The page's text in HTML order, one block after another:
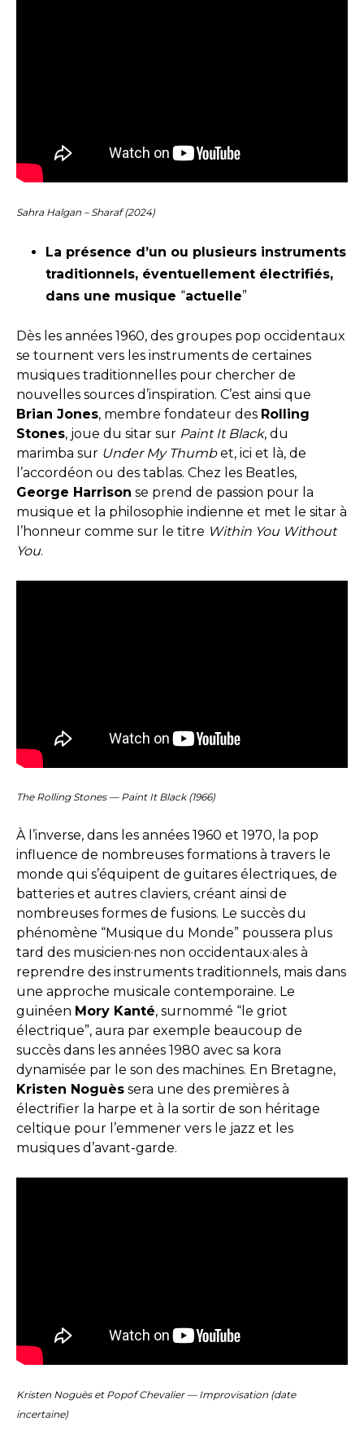
Sahra Halgan – Sharaf (2024)
La présence d’un ou plusieurs instruments
traditionnels, éventuellement électrifiés,
dans une musique “actuelle”
Dès les années 1960, des groupes pop occidentaux
se tournent vers les instruments de certaines
musiques traditionnelles pour chercher de
nouvelles sources d’inspiration. C’est ainsi que
Brian Jones, membre fondateur des Rolling
Stones, joue du sitar sur Paint It Black, du
marimba sur Under My Thumbet, ici et là, de
l’accordéon ou des tablas. Chez les Beatles,
George Harrison se prend de passion pour la
musique et la philosophie indienne et met le sitar à
l’honneur comme sur le titre Within You Without
You.
The Rolling Stones — Paint It Black (1966)
À l’inverse, dans les années 1960 et 1970, la pop
influence de nombreuses formations à travers le
monde qui s’équipent de guitares électriques, de
batteries et autres claviers, créant ainsi de
nombreuses formes de fusions. Le succès du
phénomène “Musique du Monde” poussera plus
tard des musicien·nes non occidentaux·ales à
reprendre des instruments traditionnels, mais dans
une approche musicale contemporaine. Le
guinéen Mory Kanté, surnommé “le griot
électrique”, aura par exemple beaucoup de
succès dans les années 1980 avec sa kora
dynamisée par le son des machines. En Bretagne,
Kristen Noguès sera une des premières à
électrifier la harpe et à la sortir de son héritage
celtique pour l’emmener vers le jazz et les
musiques d’avant-garde.
Kristen Noguès et Popof Chevalier — Improvisation (date
incertaine)